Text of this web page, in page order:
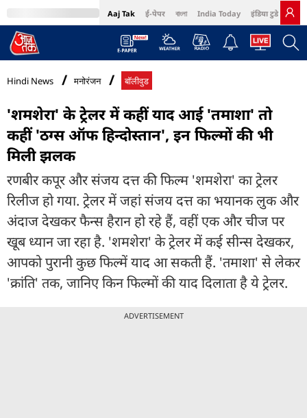
Aaj Tak ई-पेपर বাংলা India Today इंडिया टुडे हिंदी
MumbaiTak Cosmopolitan Harper's Bazaar Northeast
Hindi News मनोरंजन बॉलीवुड
'शमशेरा' के ट्रेलर में कहीं याद आई 'तमाशा' तो
कहीं 'ठग्स ऑफ हिन्दोस्तान', इन फिल्मों की भी
मिली झलक
रणबीर कपूर और संजय दत्त की फिल्म 'शमशेरा' का ट्रेलर
रिलीज हो गया. ट्रेलर में जहां संजय दत्त का भयानक लुक और
अंदाज देखकर फैन्स हैरान हो रहे हैं, वहीं एक और चीज पर
खूब ध्यान जा रहा है. 'शमशेरा' के ट्रेलर में कई सीन्स देखकर,
आपको पुरानी कुछ फिल्में याद आ सकती हैं. 'तमाशा' से लेकर
'क्रांति' तक, जानिए किन फिल्मों की याद दिलाता है ये ट्रेलर.
ADVERTISEMENT